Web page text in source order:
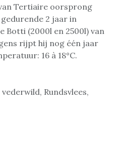
Tertiaire oorsprong
2 jaar in
Botti (2000l en 2500l) van
rijpt hij nog één jaar
16 à 18°C.
Rundsvlees,